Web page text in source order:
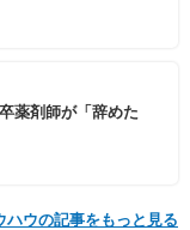
薬剤師が「辞めた
ハウの記事をもっと見る